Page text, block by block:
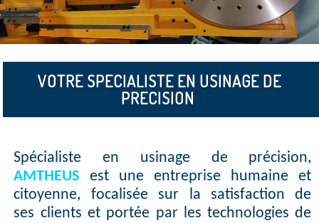
;
VOTRE SPECIALISTE EN USINAGE DE
PRECISION
Spécialiste en usinage de précision,
AMTHEUS est une entreprise humaine et
citoyenne, focalisée sur la satisfaction de
ses clients et portée par les technologies de